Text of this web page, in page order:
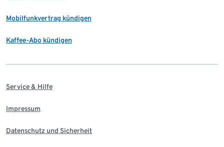
Mobilfunkvertrag kündigen
Kaffee-Abo kündigen
Service & Hilfe
Impressum
Datenschutz und Sicherheit